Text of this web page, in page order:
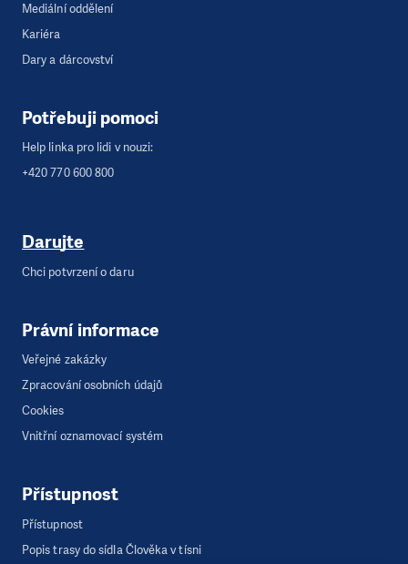
Mediální oddělení
Kariéra
Dary a dárcovství
Potřebuji pomoci
Help linka pro lidi v nouzi:
+420 770 600 800
Darujte
Chci potvrzení o daru
Právní informace
Veřejné zakázky
Zpracování osobních údajů
Cookies
Vnitřní oznamovací systém
Přístupnost
Přístupnost
Popis trasy do sídla Člověka v tísni